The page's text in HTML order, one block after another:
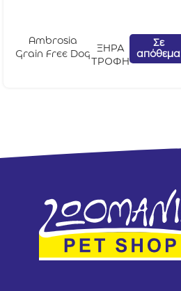
Ambrosia
Grain Free Dog
ΞΗΡΑ
ΤΡΟΦΗ
Σε
απόθεμα